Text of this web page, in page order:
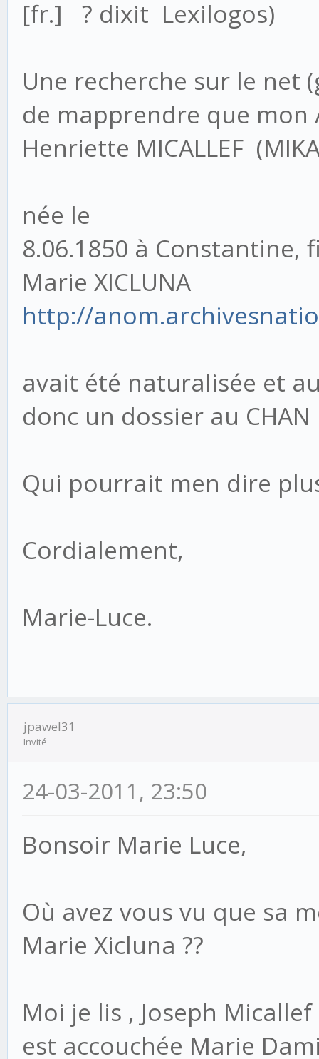
[fr.] ? dixit Lexilogos)
Une recherche sur le net
de mapprendre que
Henriette MICALLEF
née le
8.06.1850 à Constantine,
Marie XICLUNA
http://
avait été naturalisée et
donc un dossier au CHAN
Qui pourrait men dire
Cordialement,
Marie-Luce.
jpawel31
Invité
24-03-2011, 23:50
Bonsoir Marie Luce,
Où avez vous vu que sa
Marie Xicluna ??
Moi je lis , Joseph Micallef
est accouchée Marie